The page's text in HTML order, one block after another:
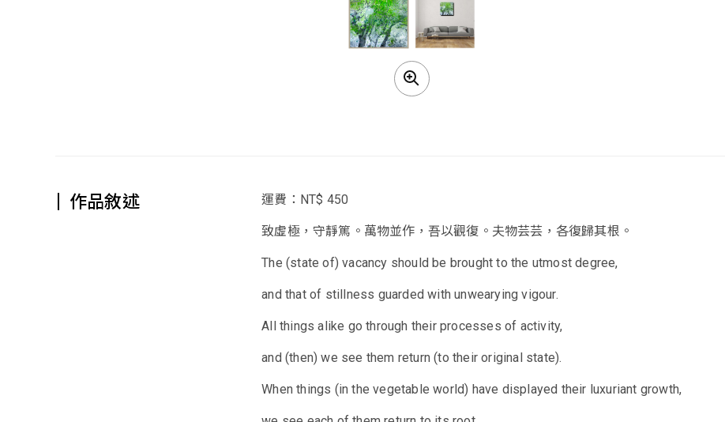
作品敘述 運費：NT$ 450
致虛極，守靜篤。萬物並作，吾以觀復。夫物芸芸，各復歸其根。
The (state of) vacancy should be brought to the utmost degree,
and that of stillness guarded with unwearying vigour.
All things alike go through their processes of activity,
and (then) we see them return (to their original state).
When things (in the vegetable world) have displayed their luxuriant growth,